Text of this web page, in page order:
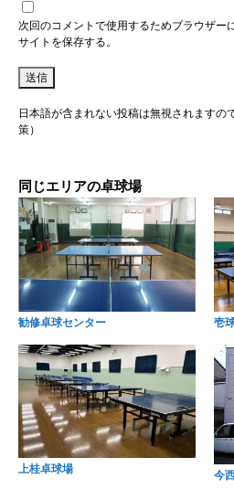
次回のコメントで使用するためブラウザー
サイトを保存する。
日本語が含まれない投稿は無視されますの
策）
同じエリアの卓球場
勧修卓球センター 壱
上桂卓球場 今